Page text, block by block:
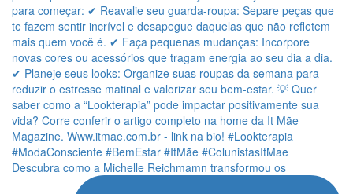
Descubra como a Michelle Reichmamn transformou os